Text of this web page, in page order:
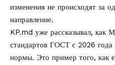
изменения не происходят за
направление.
KP.md уже рассказывал, как
стандартов ГОСТ с 2026 года
нормы. Это пример того, как